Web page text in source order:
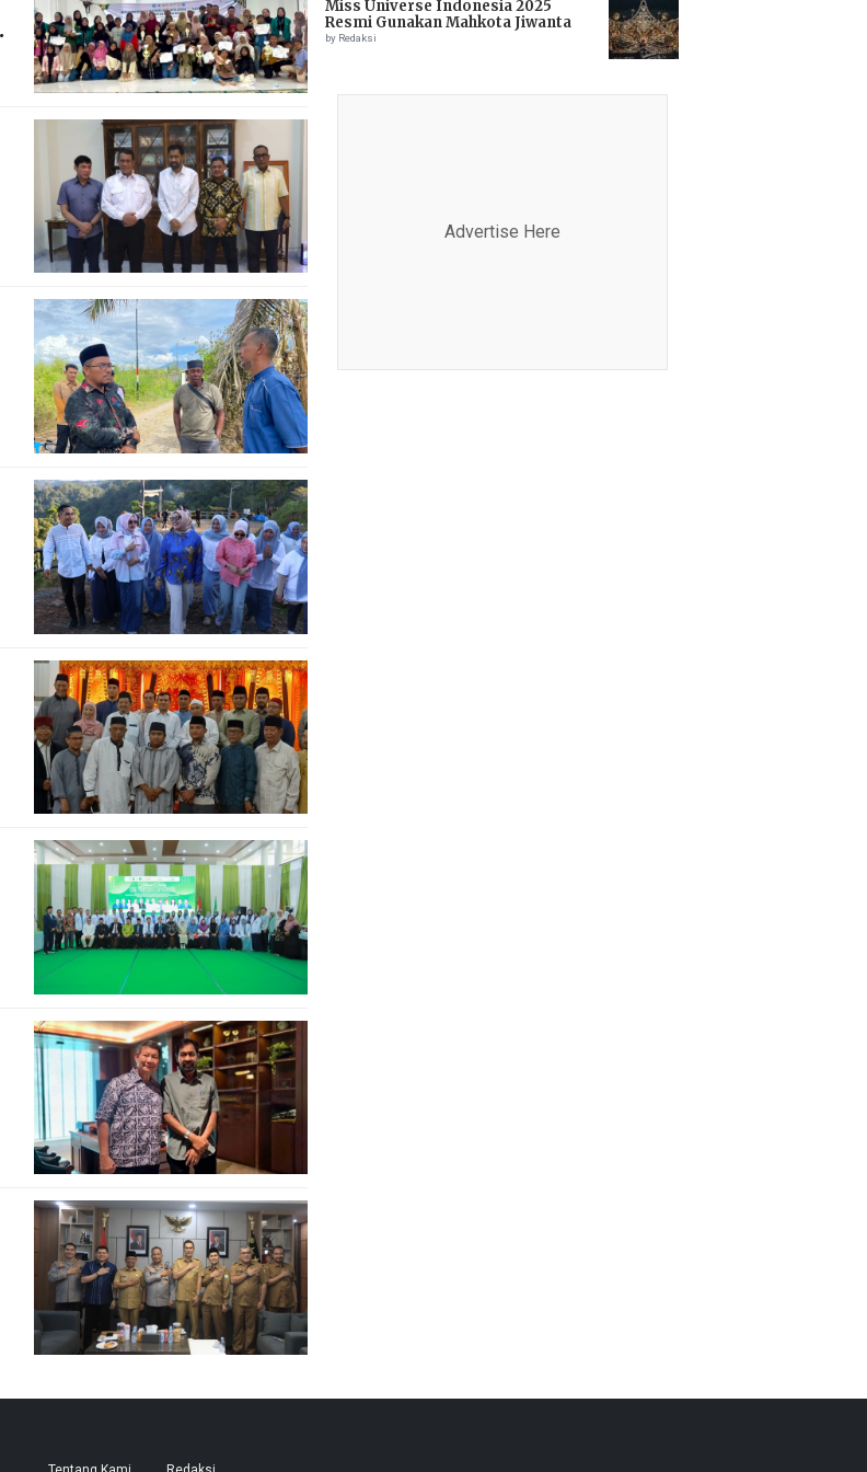
Miss Universe Indonesia 2025
Resmi Gunakan Mahkota Jiwanta
by Redaksi
Advertise Here